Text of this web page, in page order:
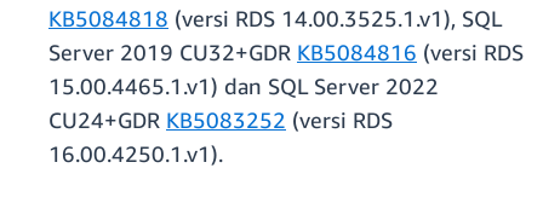
KB5084818 (versi RDS 14.00.3525.1.v1), SQL
Server 2019 CU32+GDR KB5084816 (versi RDS
15.00.4465.1.v1) dan SQL Server 2022
CU24+GDR KB5083252 (versi RDS
16.00.4250.1.v1).